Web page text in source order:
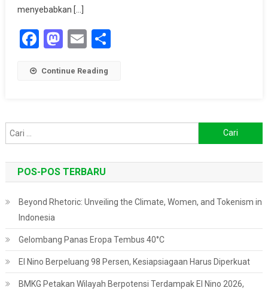
menyebabkan […]
Facebook
Mastodon
EmailShare
Continue Reading
untuk:
POS-POS TERBARU
Beyond Rhetoric: Unveiling the Climate, Women, and Tokenism in
Indonesia
Gelombang Panas Eropa Tembus 40°C
El Nino Berpeluang 98 Persen, Kesiapsiagaan Harus Diperkuat
BMKG Petakan Wilayah Berpotensi Terdampak El Nino 2026,